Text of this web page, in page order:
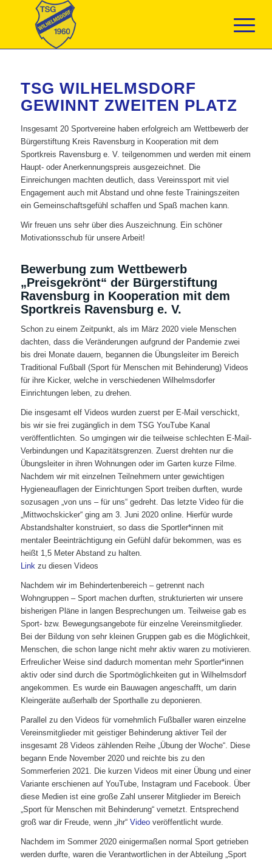
TSG WILHELMSDORF
GEWINNT ZWEITEN PLATZ
Insgesamt 20 Sportvereine haben erfolgreich am Wettbewerb der
Bürgerstiftung Kreis Ravensburg in Kooperation mit dem
Sportkreis Ravensburg e. V. teilgenommen und werden mit einem
Haupt- oder Anerkennungspreis ausgezeichnet. Die
Einreichungen machten deutlich, dass Vereinssport mit viel
Engagement auch mit Abstand und ohne feste Trainingszeiten
ein Gemeinschaftsgefühl schaffen und Spaß machen kann.
Wir freuen uns sehr über dies Auszeichnung. Ein schöner
Motivationsschub für unsere Arbeit!
Bewerbung zum Wettbewerb
„Preisgekrönt“ der Bürgerstiftung
Ravensburg in Kooperation mit dem
Sportkreis Ravensburg e. V.
Schon zu einem Zeitpunkt, als im März 2020 viele Menschen
dachten, dass die Veränderungen aufgrund der Pandemie zwei
bis drei Monate dauern, begannen die Übungsleiter im Bereich
Traditional Fußball (Sport für Menschen mit Behinderung) Videos
für ihre Kicker, welche in verschiedenen Wilhelmsdorfer
Einrichtungen leben, zu drehen.
Die insgesamt elf Videos wurden zuerst per E-Mail verschickt,
bis wir sie frei zugänglich in dem TSG YouTube Kanal
veröffentlichten. So umgingen wir die teilweise schlechten E-Mail-
Verbindungen und Kapazitätsgrenzen. Zuerst drehten nur die
Übungsleiter in ihren Wohnungen oder im Garten kurze Filme.
Nachdem wir mit einzelnen Teilnehmern unter gewichtigen
Hygieneauflagen der Einrichtungen Sport treiben durften, wurde
sozusagen „von uns – für uns“ gedreht. Das letzte Video für die
„Mittwochskicker“ ging am 3. Juni 2020 online. Hierfür wurde
Abstandshalter konstruiert, so dass die Sportler*innen mit
mentaler Beeinträchtigung ein Gefühl dafür bekommen, was es
heißt 1,5 Meter Abstand zu halten.
Linkzu diesen Videos
Nachdem wir im Behindertenbereich – getrennt nach
Wohngruppen – Sport machen durften, strukturierten wir unsere
bisherigen Pläne in langen Besprechungen um. Teilweise gab es
Sport- bzw. Bewegungsangebote für einzelne Vereinsmitglieder.
Bei der Bildung von sehr kleinen Gruppen gab es die Möglichkeit,
Menschen, die schon lange nicht mehr aktiv waren zu motivieren.
Erfreulicher Weise sind dadurch momentan mehr Sportler*innen
aktiv oder sind durch die Sportmöglichkeiten gut in Wilhelmsdorf
angekommen. Es wurde ein Bauwagen angeschafft, um darin
Kleingeräte außerhalb der Sporthalle zu deponieren.
Parallel zu den Videos für vornehmlich Fußballer waren einzelne
Vereinsmitglieder mit geistiger Behinderung aktiver Teil der
insgesamt 28 Videos zählenden Reihe „Übung der Woche“. Diese
begann Ende November 2020 und reichte bis zu den
Sommerferien 2021. Die kurzen Videos mit einer Übung und einer
Variante erschienen auf YouTube, Instagram und Facebook. Über
diese Medien ist eine große Zahl unserer Mitglieder im Bereich
„Sport für Menschen mit Behinderung“ vernetzt. Entsprechend
groß war dir Freude, wenn „ihr“ Videoveröffentlicht wurde.
Nachdem im Sommer 2020 einigermaßen normal Sport getrieben
werden durfte, waren die Verantwortlichen in der Abteilung „Sport